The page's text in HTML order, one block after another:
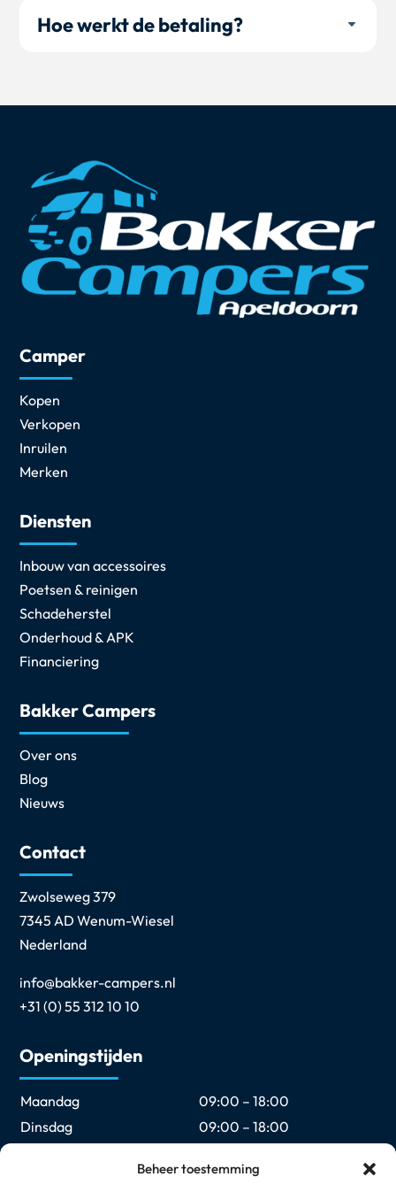
Beheer toestemming
Hoe werkt de betaling?
Camper
Kopen
Verkopen
Inruilen
Merken
Diensten
Inbouw van accessoires
Poetsen & reinigen
Schadeherstel
Onderhoud & APK
Financiering
Bakker Campers
Over ons
Blog
Nieuws
Contact
Zwolseweg 379
7345 AD Wenum-Wiesel
Nederland
info@bakker-campers.nl
+31 (0) 55 312 10 10
Openingstijden
Maandag
09:00 – 18:00
Dinsdag
09:00 – 18:00
09:00 – 18:00